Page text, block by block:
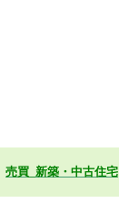
売買_新築・中古住宅